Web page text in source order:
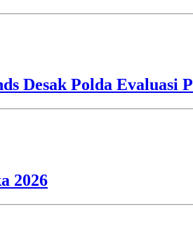
Desak Polda Evaluasi
2026